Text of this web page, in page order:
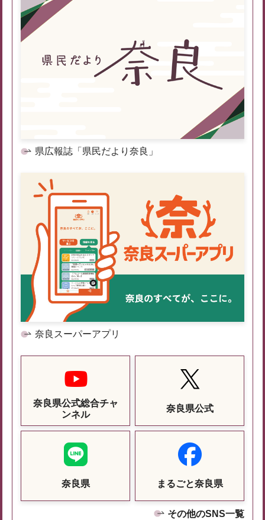
県広報誌「県民だより奈良」
奈良スーパーアプリ
奈良県公式総合チャ
ンネル
奈良県公式
奈良県 まるごと奈良県
その他のSNS一覧